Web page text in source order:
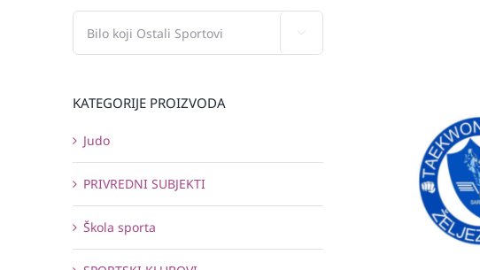
KATEGORIJE PROIZVODA
Judo
PRIVREDNI SUBJEKTI
Škola sporta